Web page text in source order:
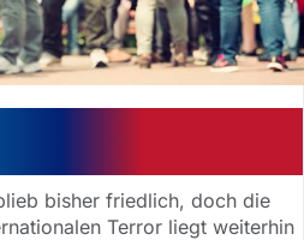
bisher friedlich, doch die
Terror liegt weiterhin